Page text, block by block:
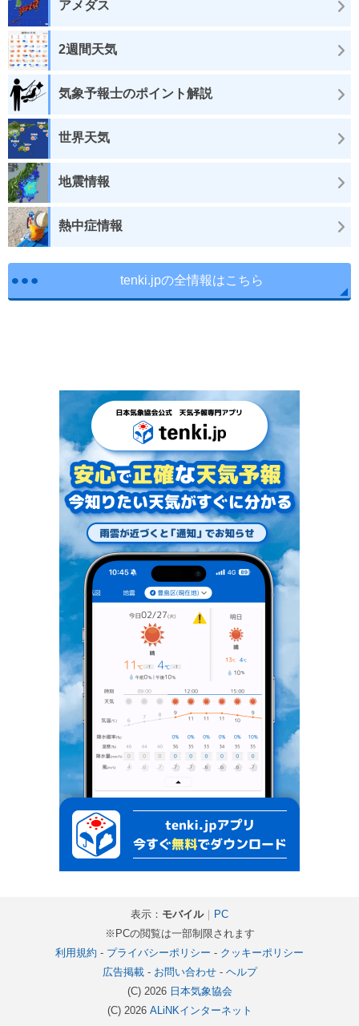
アメダス
2週間天気
気象予報士のポイント解説
世界天気
地震情報
熱中症情報
tenki.jpの全情報はこちら
表示： モバイル｜
PC
※PCの閲覧は一部制限されます
利用規約 - プライバシーポリシー - クッキーポリシー
広告掲載- お問い合わせ- ヘルプ
(C) 2026 日本気象協会
(C) 2026 ALiNKインターネット